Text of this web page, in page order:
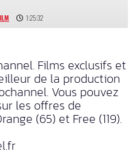
1:25:32
Films exclusifs et
de la production
Vous pouvez
les offres de
(65) et Free (119).